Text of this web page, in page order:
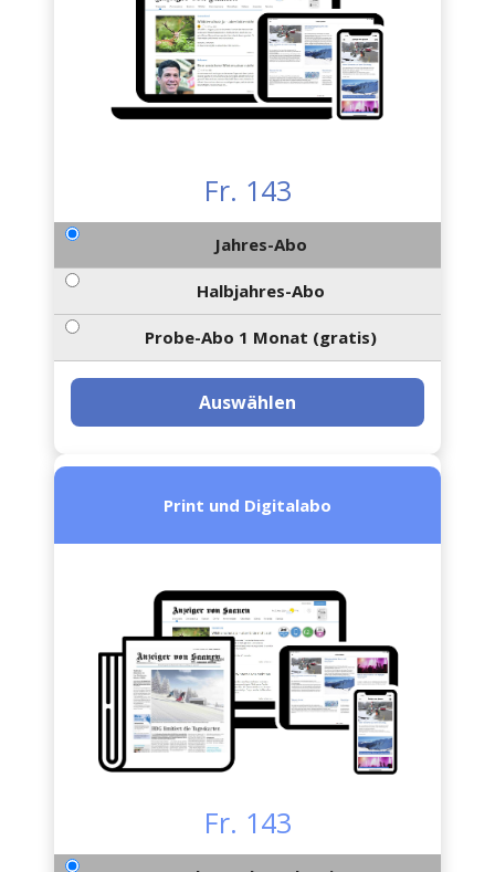
Fr. 143
Jahres-Abo
Halbjahres-Abo
Probe-Abo 1 Monat (gratis)
Auswählen
Print und Digitalabo
Fr. 143